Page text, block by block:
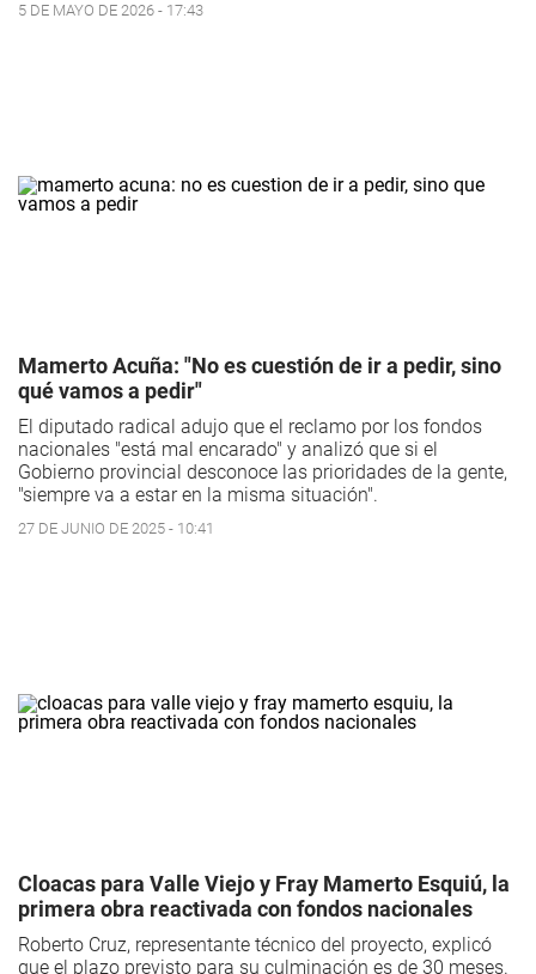
5 DE MAYO DE 2026 - 17:43
Mamerto Acuña: "No es cuestión de ir a pedir, sino
qué vamos a pedir"
El diputado radical adujo que el reclamo por los fondos
nacionales "está mal encarado" y analizó que si el
Gobierno provincial desconoce las prioridades de la gente,
"siempre va a estar en la misma situación".
27 DE JUNIO DE 2025 - 10:41
Cloacas para Valle Viejo y Fray Mamerto Esquiú, la
primera obra reactivada con fondos nacionales
Roberto Cruz, representante técnico del proyecto, explicó
que el plazo previsto para su culminación es de 30 meses.